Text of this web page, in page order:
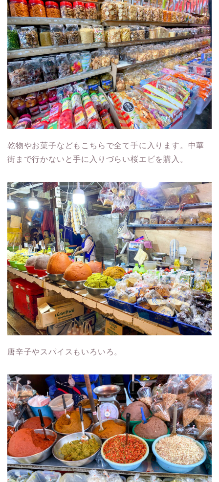
乾物やお菓子などもこちらで全て手に入ります。中華
街まで行かないと手に入りづらい桜エビを購入。
唐辛子やスパイスもいろいろ。